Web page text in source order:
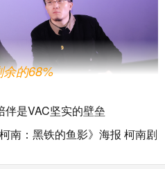
的68%
是VAC坚实的壁垒
南：黑铁的鱼影》海报 柯南剧